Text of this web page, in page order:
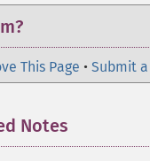
This Page • Submit
Notes